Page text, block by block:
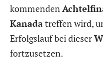
kommenden
Kanadatreffen wird,
Erfolgslauf bei dieser
fortzusetzen.